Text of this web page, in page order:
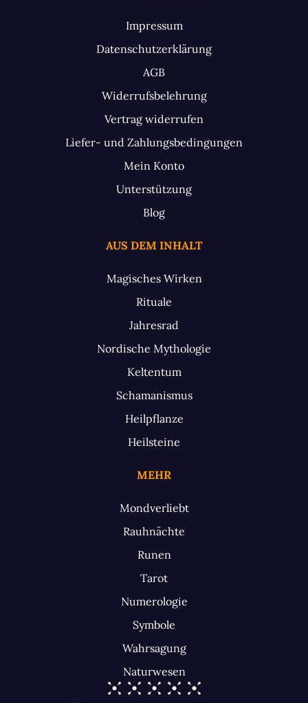
Impressum
Datenschutzerklärung
AGB
Widerrufsbelehrung
Vertrag widerrufen
Liefer- und Zahlungsbedingungen
Mein Konto
Unterstützung
Blog
AUS DEM INHALT
Magisches Wirken
Rituale
Jahresrad
Nordische Mythologie
Keltentum
Schamanismus
Heilpflanze
Heilsteine
MEHR
Mondverliebt
Rauhnächte
Runen
Tarot
Numerologie
Symbole
Wahrsagung
Naturwesen